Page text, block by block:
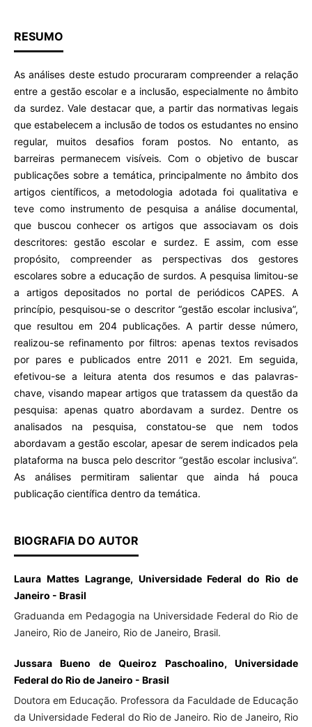
RESUMO
As análises deste estudo procuraram compreender a relação
entre a gestão escolar e a inclusão, especialmente no âmbito
da surdez. Vale destacar que, a partir das normativas legais
que estabelecem a inclusão de todos os estudantes no ensino
regular, muitos desafios foram postos. No entanto, as
barreiras permanecem visíveis. Com o objetivo de buscar
publicações sobre a temática, principalmente no âmbito dos
artigos científicos, a metodologia adotada foi qualitativa e
teve como instrumento de pesquisa a análise documental,
que buscou conhecer os artigos que associavam os dois
descritores: gestão escolar e surdez. E assim, com esse
propósito, compreender as perspectivas dos gestores
escolares sobre a educação de surdos. A pesquisa limitou-se
a artigos depositados no portal de periódicos CAPES. A
princípio, pesquisou-se o descritor “gestão escolar inclusiva”,
que resultou em 204 publicações. A partir desse número,
realizou-se refinamento por filtros: apenas textos revisados
por pares e publicados entre 2011 e 2021. Em seguida,
efetivou-se a leitura atenta dos resumos e das palavras-
chave, visando mapear artigos que tratassem da questão da
pesquisa: apenas quatro abordavam a surdez. Dentre os
analisados na pesquisa, constatou-se que nem todos
abordavam a gestão escolar, apesar de serem indicados pela
plataforma na busca pelo descritor “gestão escolar inclusiva”.
As análises permitiram salientar que ainda há pouca
publicação científica dentro da temática.
BIOGRAFIA DO AUTOR
Laura Mattes Lagrange, Universidade Federal do Rio de
Janeiro - Brasil
Graduanda em Pedagogia na Universidade Federal do Rio de
Janeiro, Rio de Janeiro, Rio de Janeiro, Brasil.
Jussara Bueno de Queiroz Paschoalino, Universidade
Federal do Rio de Janeiro - Brasil
Doutora em Educação. Professora da Faculdade de Educação
da Universidade Federal do Rio de Janeiro. Rio de Janeiro, Rio